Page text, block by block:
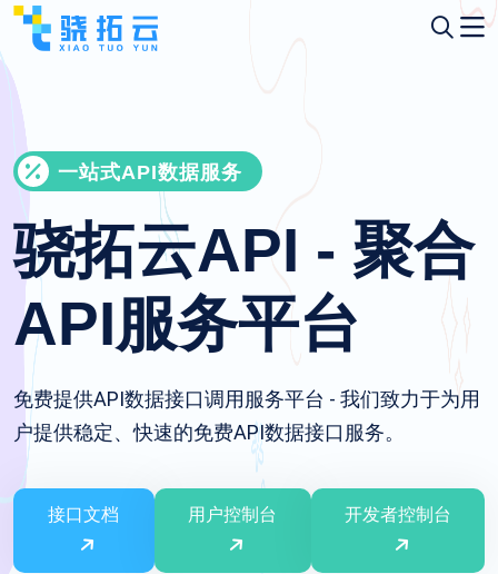
一站式API数据服务
骁拓云API - 聚合
API服务平台
免费提供API数据接口调用服务平台 - 我们致力于为用
户提供稳定、快速的免费API数据接口服务。
接口文档 用户控制台 开发者控制台